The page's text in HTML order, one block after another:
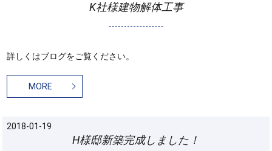
K社様建物解体工事
詳しくはブログをご覧ください。
MORE
2018-01-19
H様邸新築完成しました！